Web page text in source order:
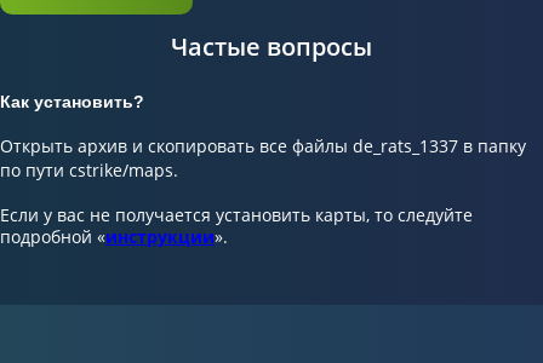
Частые вопросы
Как установить?
Открыть архив и скопировать все файлы de_rats_1337 в папку
по пути cstrike/maps.
Если у вас не получается установить карты, то следуйте
подробной «инструкции».